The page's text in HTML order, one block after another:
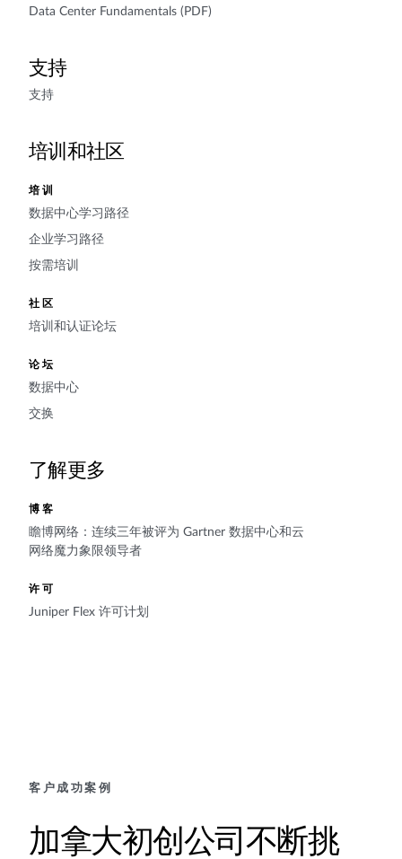
Data Center Fundamentals (PDF)
支持
支持
培训和社区
培训
数据中心学习路径
企业学习路径
按需培训
社区
培训和认证论坛
论坛
数据中心
交换
了解更多
博客
瞻博网络：连续三年被评为 Gartner 数据中心和云
网络魔力象限领导者
许可
Juniper Flex 许可计划
客户成功案例
加拿大初创公司不断挑